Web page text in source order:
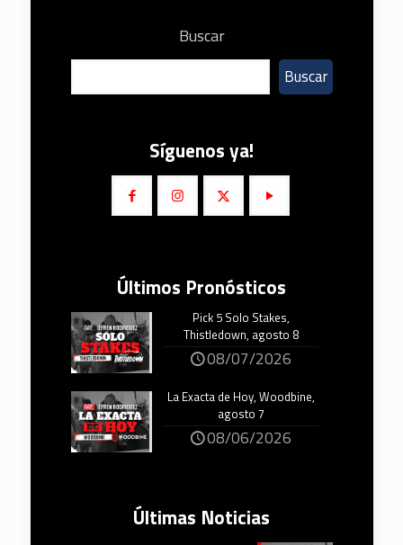
Buscar
Buscar
Síguenos ya!
Últimos Pronósticos
Pick 5 Solo Stakes,
Thistledown, agosto 8
08/07/2026
La Exacta de Hoy, Woodbine,
agosto 7
08/06/2026
Últimas Noticias